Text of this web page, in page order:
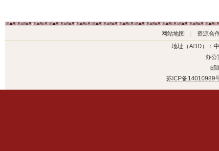
网站地图
资源合
地址（ADD）：
办公
邮
苏ICP备14010989